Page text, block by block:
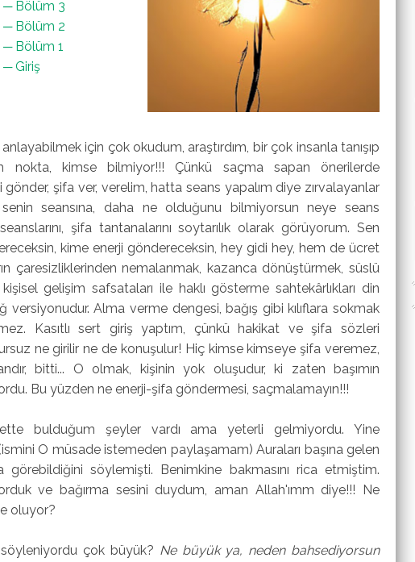
─ Bölüm 3
─ Bölüm 2
─ Bölüm 1
─ Giriş
için çok okudum, araştırdım, bir çok insanla tanışıp
nokta, kimse bilmiyor!!! Çünkü saçma sapan önerilerde
gönder, şifa ver, verelim, hatta seans yapalım diye zırvalayanlar
seansına, daha ne olduğunu bilmiyorsun neye seans
şifa tantanalarını soytarılık olarak görüyorum. Sen
kime enerji göndereceksin, hey gidi hey, hem de ücret
çaresizliklerinden nemalanmak, kazanca dönüştürmek, süslü
gelişim safsataları ile haklı gösterme sahtekârlıkları din
versiyonudur. Alma verme dengesi, bağış gibi kılıflara sokmak
Kasıtlı sert giriş yaptım, çünkü hakikat ve şifa sözleri
ne girilir ne de konuşulur! Hiç kimse kimseye şifa veremez,
bitti... O olmak, kişinin yok oluşudur, ki zaten başımın
Bu yüzden ne enerji-şifa göndermesi, saçmalamayın!!!
bulduğum şeyler vardı ama yeterli gelmiyordu. Yine
(ismini O müsade istemeden paylaşamam) Auraları başına gelen
söylemişti. Benimkine bakmasını rica etmiştim.
ve bağırma sesini duydum, aman Allah'ımm diye!!! Ne
oluyor?
çok büyük? Ne büyük ya, neden bahsediyorsun